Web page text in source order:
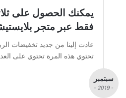
فقط عبر متجر
عادت إلينا من جديد تخفيضات
تحتوي هذه المرة تحتوي على
سبتمبر
- 2019 -